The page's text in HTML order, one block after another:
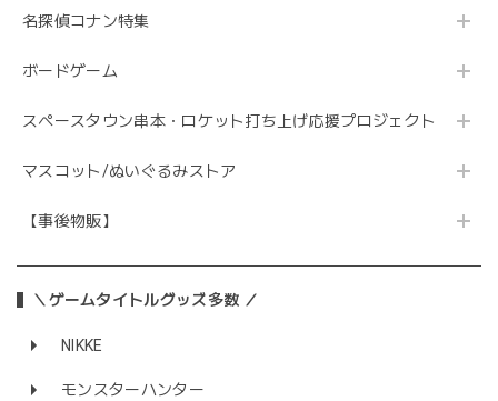
名探偵コナン特集
ボードゲーム
スペースタウン串本・ロケット打ち上げ応援プロジェクト
マスコット/ぬいぐるみストア
【事後物販】
＼ゲームタイトルグッズ多数 ／
NIKKE
モンスターハンター